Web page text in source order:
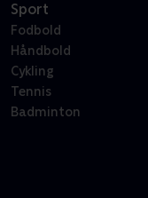
Sport
Fodbold
Håndbold
Cykling
Tennis
Badminton